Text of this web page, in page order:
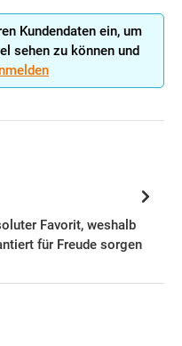
Kundendaten ein, um
sehen zu können und
Favorit, weshalb
für Freude sorgen